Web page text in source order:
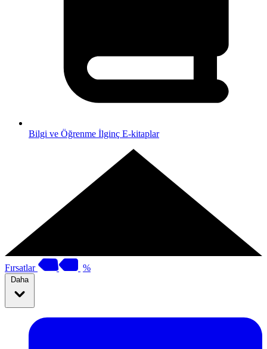
Bilgi ve Öğrenme İlginç E-kitaplar
Fırsatlar %
Daha